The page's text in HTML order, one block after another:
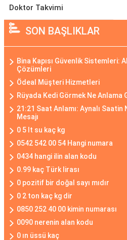
Doktor Takvimi
SON BAŞLIKLAR
Bina Kapısı Güvenlik Sistemleri:
Çözümleri
Ödeal Müşteri Hizmetleri
Rüyada Kedi Görmek Ne Anlama
21:21 Saat Anlamı: Aynalı Saatin
Mesajı
0 5 lt su kaç kg
0542 542 00 54 Hangi numara
0434 hangi ilin alan kodu
0.99 kaç Türk lirası
0 pozitif bir doğal sayı mıdır
0 2 ton kaç kg dir
0850 252 40 00 kimin numarası
0090 nerenin alan kodu
0 ın üssü kaç